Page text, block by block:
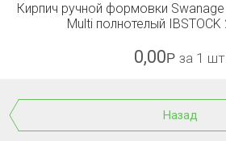
Кирпич ручной формовки
Multi полнотелый
0,00Р за 1
Назад